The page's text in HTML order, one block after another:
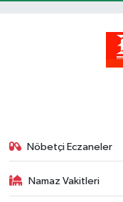
Nöbetçi Eczaneler
Namaz Vakitleri